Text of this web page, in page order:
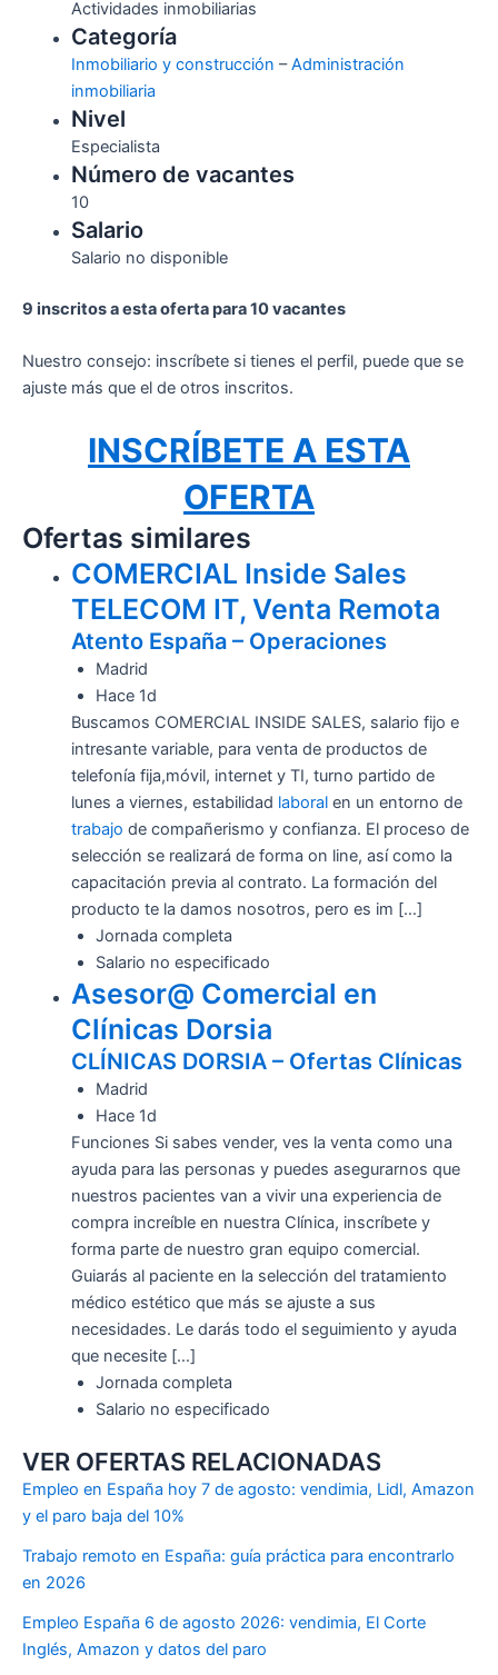
Actividades inmobiliarias
Categoría
Inmobiliario y construcción –Administración
inmobiliaria
Nivel
Especialista
Número de vacantes
10
Salario
Salario no disponible
9 inscritos a esta oferta para 10 vacantes
Nuestro consejo: inscríbete si tienes el perfil, puede que se
ajuste más que el de otros inscritos.
INSCRÍBETE A ESTA
OFERTA
Ofertas similares
COMERCIAL Inside Sales
TELECOM IT, Venta Remota
Atento España – Operaciones
Madrid
Hace 1d
Buscamos COMERCIAL INSIDE SALES, salario fijo e
intresante variable, para venta de productos de
telefonía fija,móvil, internet y TI, turno partido de
lunes a viernes, estabilidad laboralen un entorno de
trabajo de compañerismo y confianza. El proceso de
selección se realizará de forma on line, así como la
capacitación previa al contrato. La formación del
producto te la damos nosotros, pero es im […]
Jornada completa
Salario no especificado
Asesor@ Comercial en
Clínicas Dorsia
CLÍNICAS DORSIA – Ofertas Clínicas
Madrid
Hace 1d
Funciones Si sabes vender, ves la venta como una
ayuda para las personas y puedes asegurarnos que
nuestros pacientes van a vivir una experiencia de
compra increíble en nuestra Clínica, inscríbete y
forma parte de nuestro gran equipo comercial.
Guiarás al paciente en la selección del tratamiento
médico estético que más se ajuste a sus
necesidades. Le darás todo el seguimiento y ayuda
que necesite […]
Jornada completa
Salario no especificado
VER OFERTAS RELACIONADAS
Empleo en España hoy 7 de agosto: vendimia, Lidl, Amazon
y el paro baja del 10%
Trabajo remoto en España: guía práctica para encontrarlo
en 2026
Empleo España 6 de agosto 2026: vendimia, El Corte
Inglés, Amazon y datos del paro